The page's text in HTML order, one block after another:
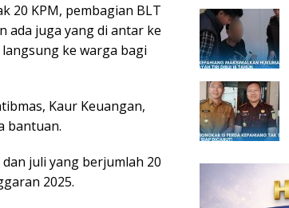
20 KPM, pembagian BLT
ada juga yang di antar ke
ke warga bagi
Kaur Keuangan,
bantuan.
juli yang berjumlah 20
2025.